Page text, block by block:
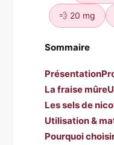
💨 20 mg
Sommaire
Présentation
La fraise mûre
Les sels de
Utilisation &
Pourquoi